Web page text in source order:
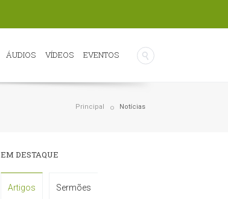
ÁUDIOS VÍDEOS EVENTOS
Principal Notícias
EM DESTAQUE
Artigos Sermões